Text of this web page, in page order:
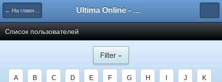
← На главную Ultima Online - Форум Русского сообщества игры
Список пользователей
Filter »
A B C D E F G H J K